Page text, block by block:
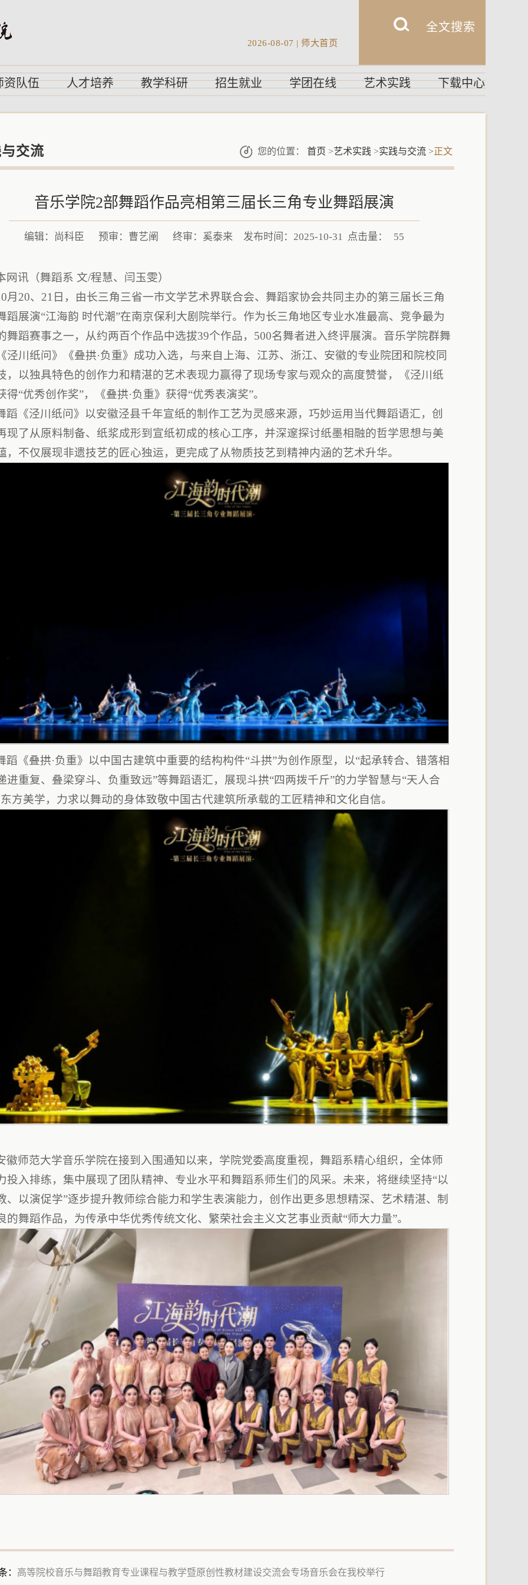
2026-08-07 | 师大首页
资队伍 人才培养 教学科研 招生就业 学团在线 艺术实践 下载中心
交流 您的位置： 首页 >艺术实践 >实践与交流 >正文
音乐学院2部舞蹈作品亮相第三届长三角专业舞蹈展演
编辑：尚科臣 预审：曹艺阐 终审：奚泰来 发布时间：2025-10-31 点击量： 55
网讯（舞蹈系 文/程慧、闫玉雯）
月20、21日，由长三角三省一市文学艺术界联合会、舞蹈家协会共同主办的第三届长三角
蹈展演“江海韵 时代潮”在南京保利大剧院举行。作为长三角地区专业水准最高、竞争最为
舞蹈赛事之一，从约两百个作品中选拔39个作品，500名舞者进入终评展演。音乐学院群舞
泾川纸问》《叠拱·负重》成功入选，与来自上海、江苏、浙江、安徽的专业院团和院校同
，以独具特色的创作力和精湛的艺术表现力赢得了现场专家与观众的高度赞誉，《泾川纸
得“优秀创作奖”，《叠拱·负重》获得“优秀表演奖”。
蹈《泾川纸问》以安徽泾县千年宣纸的制作工艺为灵感来源，巧妙运用当代舞蹈语汇，创
现了从原料制备、纸浆成形到宣纸初成的核心工序，并深邃探讨纸墨相融的哲学思想与美
，不仅展现非遗技艺的匠心独运，更完成了从物质技艺到精神内涵的艺术升华。
蹈《叠拱·负重》以中国古建筑中重要的结构构件“斗拱”为创作原型，以“起承转合、错落相
进重复、叠梁穿斗、负重致远”等舞蹈语汇，展现斗拱“四两拨千斤”的力学智慧与“天人合
方美学，力求以舞动的身体致敬中国古代建筑所承载的工匠精神和文化自信。
徽师范大学音乐学院在接到入围通知以来，学院党委高度重视，舞蹈系精心组织，全体师
投入排练，集中展现了团队精神、专业水平和舞蹈系师生们的风采。未来，将继续坚持“以
、以演促学”逐步提升教师综合能力和学生表演能力，创作出更多思想精深、艺术精湛、制
的舞蹈作品，为传承中华优秀传统文化、繁荣社会主义文艺事业贡献“师大力量”。
： 高等院校音乐与舞蹈教育专业课程与教学暨原创性教材建设交流会专场音乐会在我校举行